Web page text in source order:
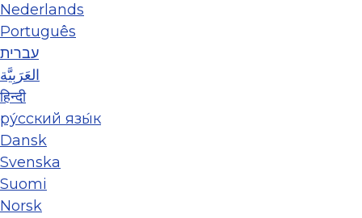
Nederlands
Português
עברית
العَرَبِيَّة
हिन्दी
ру́сский язы́к
Dansk
Svenska
Suomi
Norsk